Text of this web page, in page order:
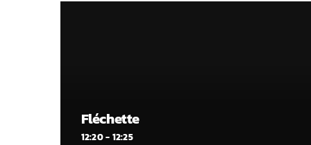
Fléchette
12:20 - 12:25